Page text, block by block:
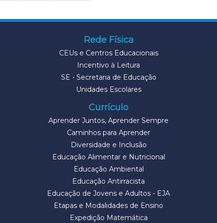
Rede Física
CEUs e Centros Educacionais
Incentivo à Leitura
SE - Secretaria de Educação
Unidades Escolares
Currículo
Aprender Juntos, Aprender Sempre
Caminhos para Aprender
Diversidade e Inclusão
Educação Alimentar e Nutricional
Educação Ambiental
Educação Antirracista
Educação de Jovens e Adultos - EJA
Etapas e Modalidades de Ensino
Expedição Matemática